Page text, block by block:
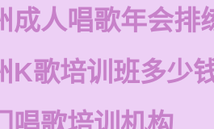
成人唱歌年会排
K歌培训班多少